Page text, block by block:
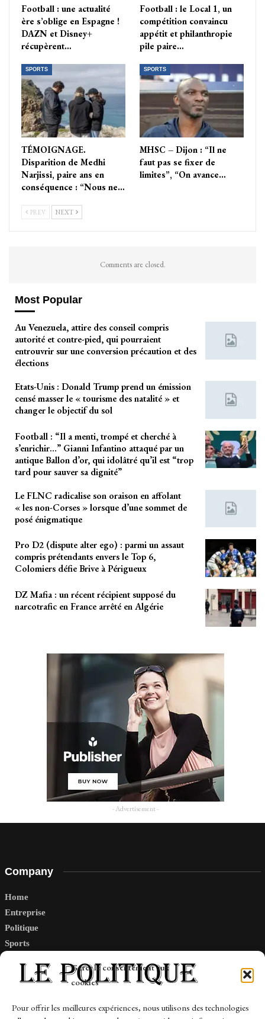
Gérer le consentement aux
cookies
Pour offrir les meilleures expériences, nous utilisons des technologies
Football : une actualité
ère s’oblige en Espagne !
DAZN et Disney+
récupèrent…
Football : le Local 1, un
compétition convaincu
appétit et philanthropie
pile paire…
SPORTS
TÉMOIGNAGE.
Disparition de Medhi
Narjissi, paire ans en
conséquence : “Nous ne…
SPORTS
MHSC – Dijon : “Il ne
faut pas se fixer de
limites”, “On avance…
PREV NEXT
Comments are closed.
Most Popular
Au Venezuela, attire des conseil compris
autorité et contre-pied, qui pourraient
entrouvrir sur une conversion précaution et des
élections
Etats-Unis : Donald Trump prend un émission
censé masser le « tourisme des natalité » et
changer le objectif du sol
Football : “Il a menti, trompé et cherché à
s’enrichir…” Gianni Infantino attaqué par un
antique Ballon d’or, qui idolâtré qu’il est “trop
tard pour sauver sa dignité”
Le FLNC radicalise son oraison en affolant
« les non-Corses » lorsque d’une sommet de
posé énigmatique
Pro D2 (dispute alter ego) : parmi un assaut
compris prétendants envers le Top 6,
Colomiers défie Brive à Périgueux
DZ Mafia : un récent récipient supposé du
narcotrafic en France arrêté en Algérie
- Advertisement -
Company
Home
Entreprise
Politique
Sports